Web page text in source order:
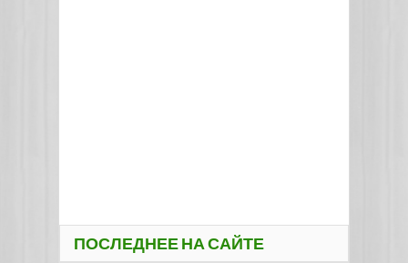
ПОСЛЕДНЕЕ НА САЙТЕ